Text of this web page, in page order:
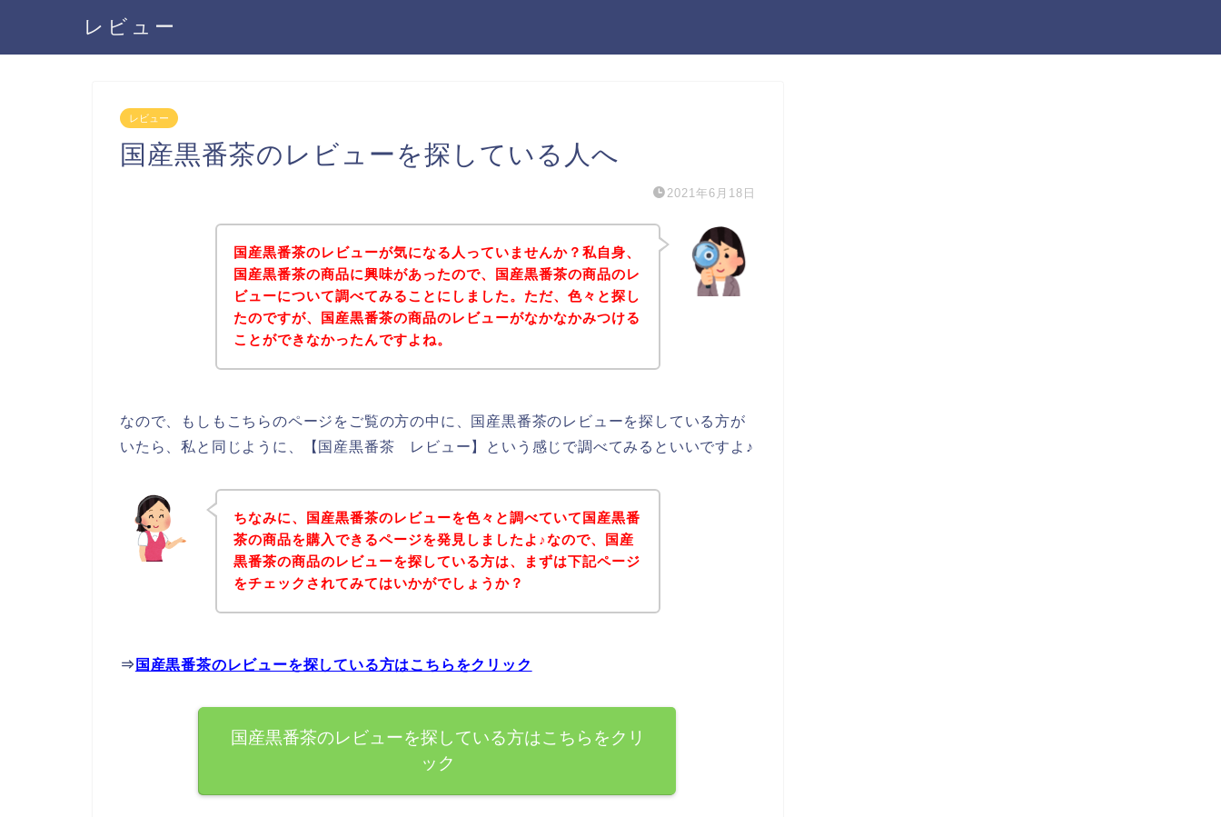
レビュー
レビュー
国産黒番茶のレビューを探している人へ
2021年6月18日
国産黒番茶のレビューが気になる人っていませんか？私自身、
国産黒番茶の商品に興味があったので、国産黒番茶の商品のレ
ビューについて調べてみることにしました。ただ、色々と探し
たのですが、国産黒番茶の商品のレビューがなかなかみつける
ことができなかったんですよね。
なので、もしもこちらのページをご覧の方の中に、国産黒番茶のレビューを探している方が
いたら、私と同じように、【国産黒番茶 レビュー】という感じで調べてみるといいですよ♪
ちなみに、国産黒番茶のレビューを色々と調べていて国産黒番
茶の商品を購入できるページを発見しましたよ♪なので、国産
黒番茶の商品のレビューを探している方は、まずは下記ページ
をチェックされてみてはいかがでしょうか？
⇒ 国産黒番茶のレビューを探している方はこちらをクリック
国産黒番茶のレビューを探している方はこちらをクリ
ック